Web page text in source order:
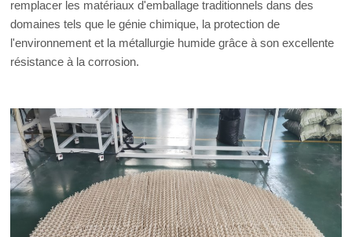
remplacer les matériaux d'emballage traditionnels dans des
domaines tels que le génie chimique, la protection de
l'environnement et la métallurgie humide grâce à son excellente
résistance à la corrosion.